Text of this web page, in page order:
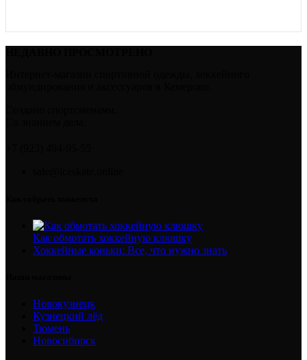
Как обмотать хоккейную клюшку
Хоккейные коньки: Все, что нужно знать
Новокузнецк
Кузнецкий лёд
Тюмень
Новосибирск